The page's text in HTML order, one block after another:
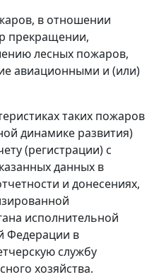
в отношении
прекращении,
лесных пожаров,
авиационными и (или)
таких пожаров
динамике развития)
(регистрации) с
данных в
и донесениях,
исполнительной
Федерации в
службу
хозяйства.